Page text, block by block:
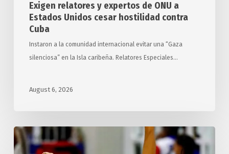
Exigen relatores y expertos de ONU a
Estados Unidos cesar hostilidad contra
Cuba
Instaron a la comunidad internacional evitar una “Gaza
silenciosa” en la Isla caribeña. Relatores Especiales…
August 6, 2026
Suma
Cuba